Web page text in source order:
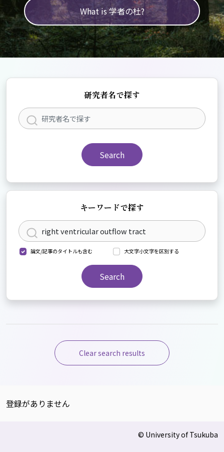
What is 学者の杜?
研究者名で探す
Search
キーワードで探す
論文/記事のタイトルも含む 大文字小文字を区別する
Search
Clear search results
登録がありません
© University of Tsukuba